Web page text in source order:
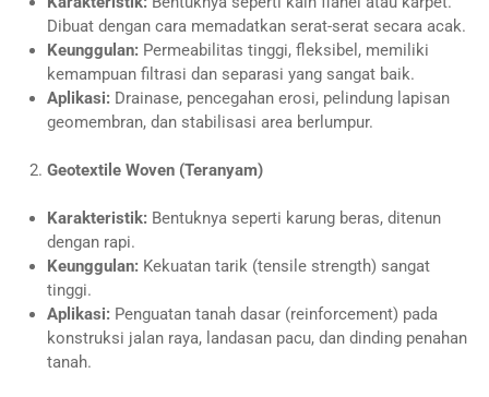
Dibuat dengan cara memadatkan serat-serat secara acak.
Keunggulan:Permeabilitas tinggi, fleksibel, memiliki
kemampuan filtrasi dan separasi yang sangat baik.
Aplikasi:Drainase, pencegahan erosi, pelindung lapisan
geomembran, dan stabilisasi area berlumpur.
Geotextile Woven (Teranyam)
Karakteristik:Bentuknya seperti karung beras, ditenun
dengan rapi.
Keunggulan:Kekuatan tarik (tensile strength) sangat
tinggi.
Aplikasi:Penguatan tanah dasar (reinforcement) pada
konstruksi jalan raya, landasan pacu, dan dinding penahan
tanah.